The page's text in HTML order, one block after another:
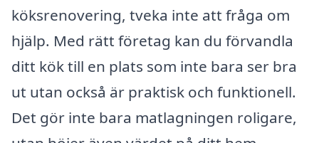
köksrenovering, tveka inte att fråga om
hjälp. Med rätt företag kan du förvandla
ditt kök till en plats som inte bara ser bra
ut utan också är praktisk och funktionell.
Det gör inte bara matlagningen roligare,